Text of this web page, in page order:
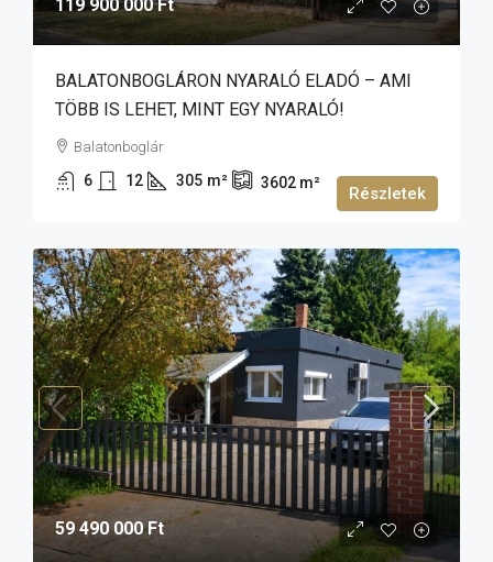
119 900 000 Ft
BALATONBOGLÁRON NYARALÓ ELADÓ – AMI
TÖBB IS LEHET, MINT EGY NYARALÓ!
Balatonboglár
6 12 305 m² 3602 m²
Részletek
59 490 000 Ft